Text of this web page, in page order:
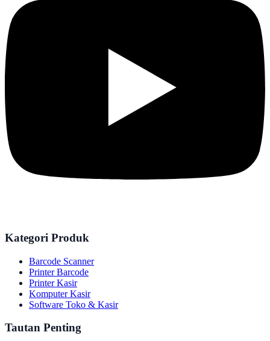
Kategori Produk
Barcode Scanner
Printer Barcode
Printer Kasir
Komputer Kasir
Software Toko & Kasir
Tautan Penting